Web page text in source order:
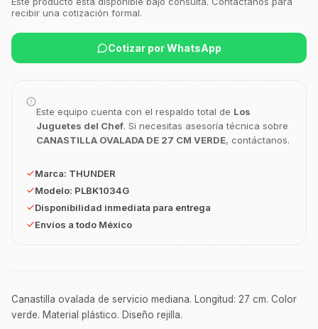
recibir una cotización formal.
Cotizar por WhatsApp
Este equipo cuenta con el respaldo total de Los
Juguetes del Chef. Si necesitas asesoría técnica sobre
CANASTILLA OVALADA DE 27 CM VERDE, contáctanos.
Marca: THUNDER
Modelo: PLBK1034G
Disponibilidad inmediata para entrega
Envíos a todo México
Canastilla ovalada de servicio mediana. Longitud: 27 cm. Color
verde. Material plástico. Diseño rejilla.
GastroBot
¡Hola Chef! 🍳 Soy GastroBot, tu asesor
de cocina profesional de GastroArt.
Buscar estufas industriales